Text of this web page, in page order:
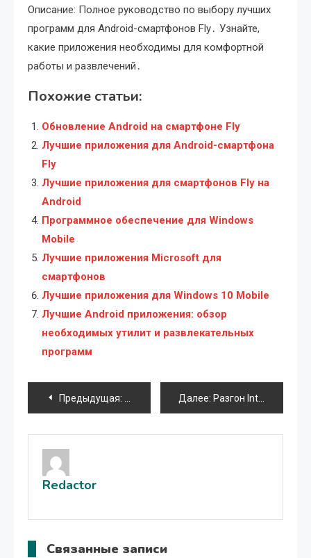
Описание: Полное руководство по выбору лучших
программ для Android-смартфонов Fly․ Узнайте,
какие приложения необходимы для комфортной
работы и развлечений․
Похожие статьи:
Обновление Android на смартфоне Fly
Лучшие приложения для Android-смартфона
Fly
Лучшие приложения для смартфонов Fly на
Android
Программное обеспечение для Windows
Mobile
Лучшие приложения Microsoft для
смартфонов
Лучшие приложения для Windows 10 Mobile
Лучшие Android приложения: обзор
необходимых утилит и развлекательных
программ
Навигация
по
записям
Предыдущая: Выбор жесткого диска: HDD или SSD?
Далее: Разгон Intel i7 4770K: Пошаговое руководство
Redactor
Связанные записи